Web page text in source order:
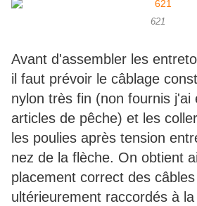
621
Avant d'assembler les
il faut prévoir le câblage
nylon très fin (non fournis j'ai
articles de pêche) et les
les poulies après tension
nez de la flèche. On obtient
placement correct des
ultérieurement raccordés à la